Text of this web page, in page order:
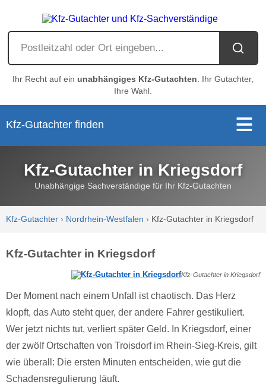
Ihr Recht auf ein unabhängiges Kfz-Gutachten . Ihr Gutachter,
Ihre Wahl.
Kfz-Gutachter finden
Kfz-Gutachter in Kriegsdorf
Unabhängige Sachverständige für Ihr Kfz-Gutachten
Kfz-Gutachter › Nordrhein-Westfalen › Kfz-Gutachter in Kriegsdorf
Kfz-Gutachter in Kriegsdorf
Kfz-Gutachter in Kriegsdorf
Der Moment nach einem Unfall ist chaotisch. Das Herz
klopft, das Auto steht quer, der andere Fahrer gestikuliert.
Wer jetzt nichts tut, verliert später Geld. In Kriegsdorf, einer
der zwölf Ortschaften von Troisdorf im Rhein-Sieg-Kreis, gilt
wie überall: Die ersten Minuten entscheiden, wie gut die
Schadensregulierung läuft.